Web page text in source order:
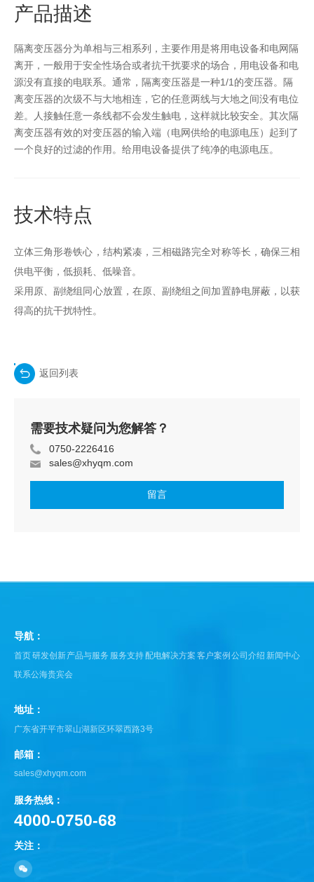
产品描述
隔离变压器分为单相与三相系列，主要作用是将用电设备和电网隔
离开，一般用于安全性场合或者抗干扰要求的场合，用电设备和电
源没有直接的电联系。通常，隔离变压器是一种1/1的变压器。隔
离变压器的次级不与大地相连，它的任意两线与大地之间没有电位
差。人接触任意一条线都不会发生触电，这样就比较安全。其次隔
离变压器有效的对变压器的输入端（电网供给的电源电压）起到了
一个良好的过滤的作用。给用电设备提供了纯净的电源电压。
技术特点
立体三角形卷铁心，结构紧凑，三相磁路完全对称等长，确保三相
供电平衡，低损耗、低噪音。
采用原、副绕组同心放置，在原、副绕组之间加置静电屏蔽，以获
得高的抗干扰特性。
返回列表
需要技术疑问为您解答？
0750-2226416
sales@xhyqm.com
留言
导航：
首页研发创新产品与服务 服务支持 配电解决方案 客户案例公司介绍 新闻中心
联系公海贵宾会
地址：
广东省开平市翠山湖新区环翠西路3号
邮箱：
sales@xhyqm.com
服务热线：
4000-0750-68
关注：